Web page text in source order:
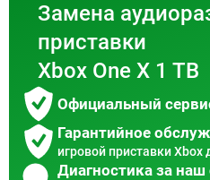
Замена
приставки
Xbox One X 1 TB
Официальный
Гарантийное
игровой приставки Xbox
Диагностика за наш